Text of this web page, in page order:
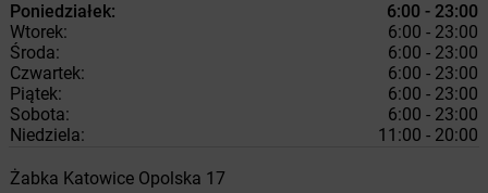
Poniedziałek:
6:00 - 23:00
Wtorek:
6:00 - 23:00
Środa:
6:00 - 23:00
Czwartek:
6:00 - 23:00
Piątek:
6:00 - 23:00
Sobota:
6:00 - 23:00
Niedziela:
11:00 - 20:00
Żabka Katowice Opolska 17